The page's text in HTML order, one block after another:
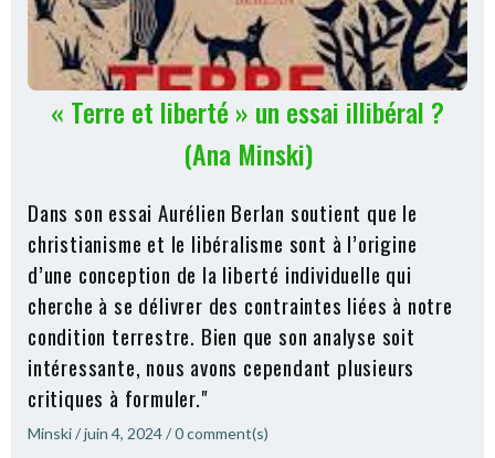
« Terre et liberté » un essai illibéral ?
(Ana Minski)
Dans son essai Aurélien Berlan soutient que le
christianisme et le libéralisme sont à l’origine
d’une conception de la liberté individuelle qui
cherche à se délivrer des contraintes liées à notre
condition terrestre. Bien que son analyse soit
intéressante, nous avons cependant plusieurs
critiques à formuler."
Minski/juin 4, 2024/0comment(s)